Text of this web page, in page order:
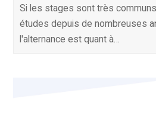
Si les stages sont très
études depuis de nombreuses
l'alternance est quant à…